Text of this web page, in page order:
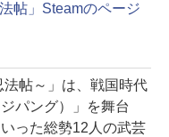
帖」Steamのページ
帖～」は、戦国時代
パング）」を舞台
った総勢12人の武芸